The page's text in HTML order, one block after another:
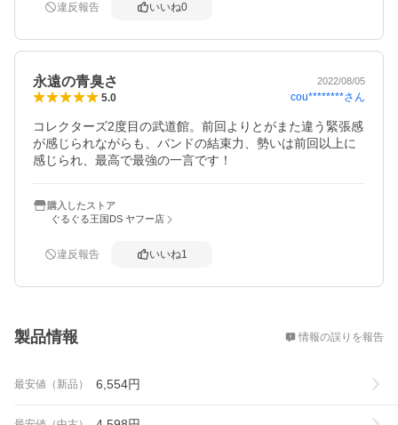
違反報告 いいね0
永遠の青臭さ 2022/08/05
5.0 cou********さん
コレクターズ2度目の武道館。前回よりとがまた違う緊張感
が感じられながらも、バンドの結束力、勢いは前回以上に
感じられ、最高で最強の一言です！
購入したストア
ぐるぐる王国DS ヤフー店
違反報告 いいね1
製品情報 情報の誤りを報告
最安値（新品） 6,554円